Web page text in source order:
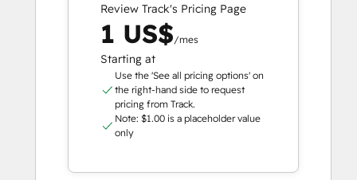
Review Track's Pricing Page
1 US$/mes
Starting at
Use the 'See all pricing options' on
the right-hand side to request
pricing from Track.
Note: $1.00 is a placeholder value
only